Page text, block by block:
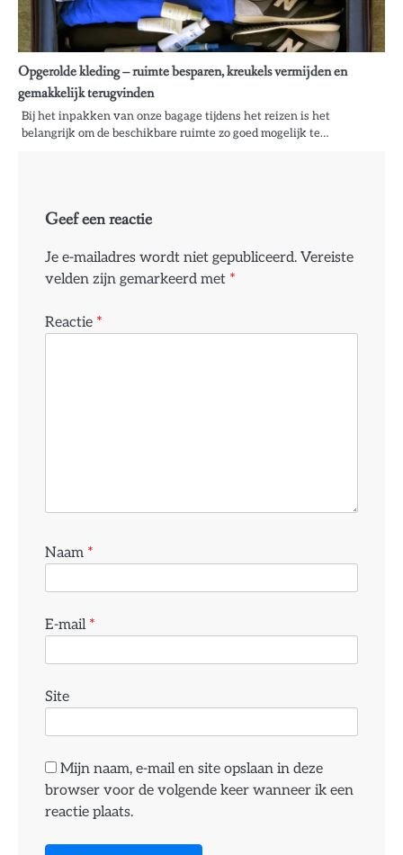
Opgerolde kleding – ruimte besparen, kreukels vermijden en
gemakkelijk terugvinden
Bij het inpakken van onze bagage tijdens het reizen is het
belangrijk om de beschikbare ruimte zo goed mogelijk te…
Geef een reactie
Je e-mailadres wordt niet gepubliceerd. Vereiste
velden zijn gemarkeerd met *
Reactie *
Naam *
E-mail *
Site
Mijn naam, e-mail en site opslaan in deze
browser voor de volgende keer wanneer ik een
reactie plaats.